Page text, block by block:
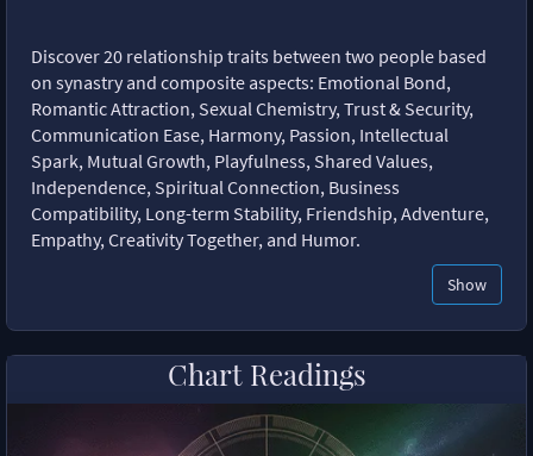
Discover 20 relationship traits between two people based
on synastry and composite aspects: Emotional Bond,
Romantic Attraction, Sexual Chemistry, Trust & Security,
Communication Ease, Harmony, Passion, Intellectual
Spark, Mutual Growth, Playfulness, Shared Values,
Independence, Spiritual Connection, Business
Compatibility, Long-term Stability, Friendship, Adventure,
Empathy, Creativity Together, and Humor.
Show
Chart Readings